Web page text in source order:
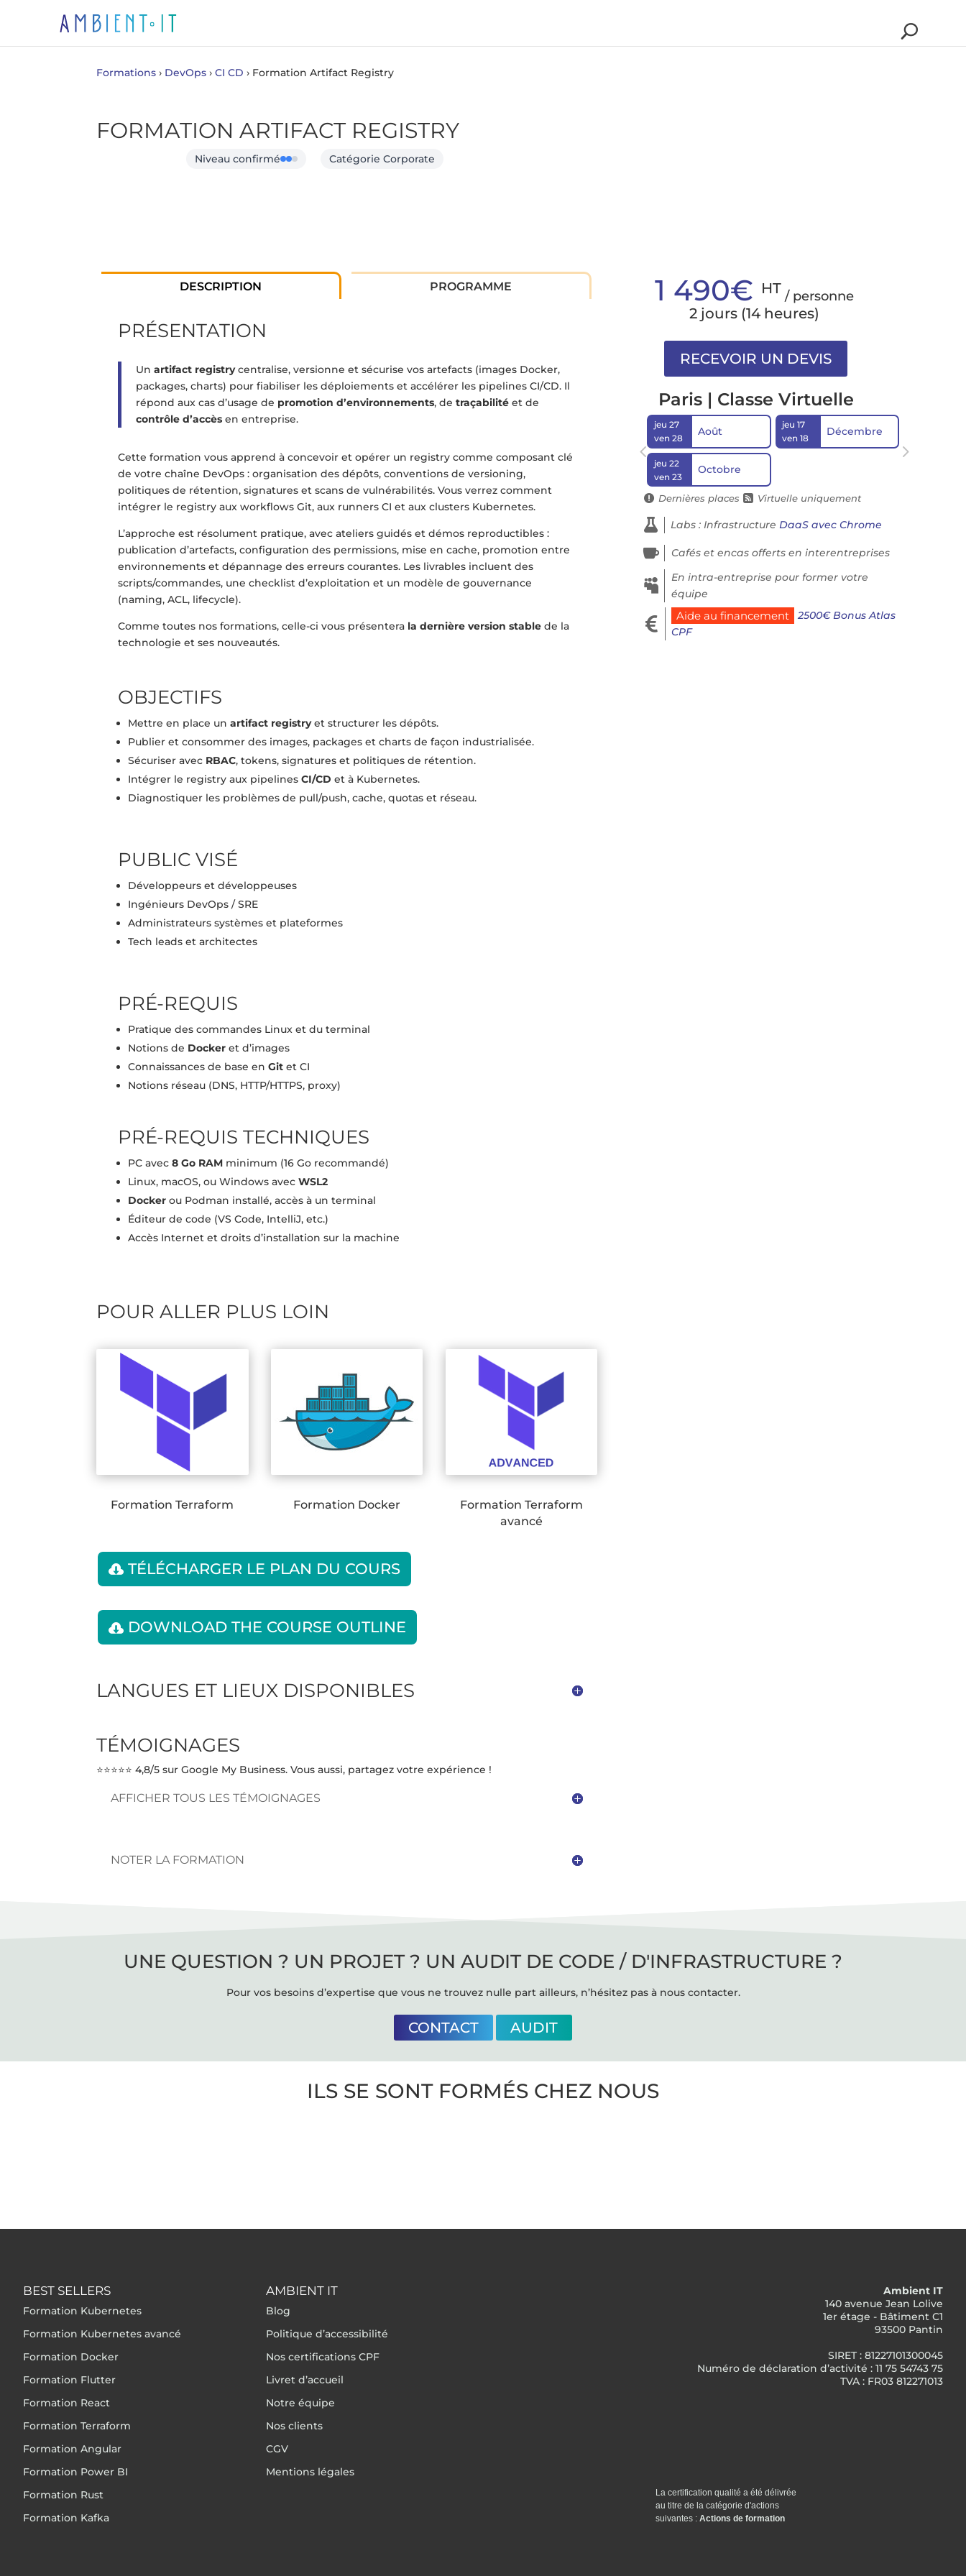
Formations › DevOps ›CI CD › Formation Artifact Registry
FORMATION ARTIFACT REGISTRY
Niveau confirmé Catégorie Corporate
DESCRIPTION PROGRAMME
PRÉSENTATION
Unartifact registrycentralise, versionne et sécurise vos artefacts (images Docker,
packages, charts) pour fiabiliser les déploiements et accélérer les pipelines CI/CD. Il
répond aux cas d’usage de promotion d’environnements, detraçabilité et de
contrôle d’accès en entreprise.
Cette formation vous apprend à concevoir et opérer un registry comme composant clé
de votre chaîne DevOps : organisation des dépôts, conventions de versioning,
politiques de rétention, signatures et scans de vulnérabilités. Vous verrez comment
intégrer le registry aux workflows Git, aux runners CI et aux clusters Kubernetes.
L’approche est résolument pratique, avec ateliers guidés et démos reproductibles :
publication d’artefacts, configuration des permissions, mise en cache, promotion entre
environnements et dépannage des erreurs courantes. Les livrables incluent des
scripts/commandes, une checklist d’exploitation et un modèle de gouvernance
(naming, ACL, lifecycle).
Comme toutes nos formations, celle-ci vous présentera la dernière version stable de la
technologie et ses nouveautés.
OBJECTIFS
Mettre en place unartifact registryet structurer les dépôts.
Publier et consommer des images, packages et charts de façon industrialisée.
Sécuriser avec RBAC, tokens, signatures et politiques de rétention.
Intégrer le registry aux pipelinesCI/CD et à Kubernetes.
Diagnostiquer les problèmes de pull/push, cache, quotas et réseau.
PUBLIC VISÉ
Développeurs et développeuses
Ingénieurs DevOps / SRE
Administrateurs systèmes et plateformes
Tech leads et architectes
PRÉ-REQUIS
Pratique des commandes Linux et du terminal
Notions de Docker et d’images
Connaissances de base enGit et CI
Notions réseau (DNS, HTTP/HTTPS, proxy)
PRÉ-REQUIS TECHNIQUES
PC avec8 Go RAM minimum (16 Go recommandé)
Linux, macOS, ou Windows avecWSL2
Docker ou Podman installé, accès à un terminal
Éditeur de code (VS Code, IntelliJ, etc.)
Accès Internet et droits d’installation sur la machine
POUR ALLER PLUS LOIN
Formation Terraform Formation Docker
Formation Terraform
avancé
TÉLÉCHARGER LE PLAN DU COURS
DOWNLOAD THE COURSE OUTLINE
LANGUES ET LIEUX DISPONIBLES
TÉMOIGNAGES
⭐⭐⭐⭐⭐ 4,8/5 sur Google My Business. Vous aussi, partagez votre expérience !
AFFICHER TOUS LES TÉMOIGNAGES
NOTER LA FORMATION
1 490€ HT / personne
2 jours (14 heures)
Paris | Classe Virtuelle
jeu 27
ven 28
Août
jeu 22
ven 23
Octobre
jeu 17
ven 18
Décembre
 Dernières places  Virtuelle uniquement
 Labs : InfrastructureDaaS avec Chrome
 Cafés et encas offerts en interentreprises

En intra-entreprise pour former votre
équipe
 Aide au financement
2500€ Bonus Atlas
CPF
UNE QUESTION ? UN PROJET ? UN AUDIT DE CODE / D'INFRASTRUCTURE ?
Pour vos besoins d’expertise que vous ne trouvez nulle part ailleurs, n’hésitez pas à nous contacter.
CONTACT AUDIT
ILS SE SONT FORMÉS CHEZ NOUS
BEST SELLERS
Formation Kubernetes
Formation Kubernetes avancé
Formation Docker
Formation Flutter
Formation React
Formation Terraform
Formation Angular
Formation Power BI
Formation Rust
Formation Kafka
AMBIENT IT
Blog
Politique d’accessibilité
Nos certifications CPF
Livret d’accueil
Notre équipe
Nos clients
CGV
Mentions légales
Ambient IT
140 avenue Jean Lolive
1er étage - Bâtiment C1
93500 Pantin
SIRET : 81227101300045
Numéro de déclaration d’activité : 11 75 54743 75
TVA : FR03 812271013
La certification qualité a été délivrée
au titre de la catégorie d'actions
suivantes : Actions de formation